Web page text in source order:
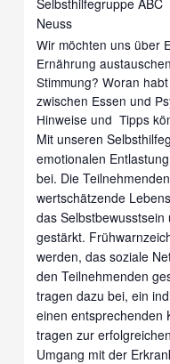
Wir möchten uns über
Ernährung
Stimmung? Woran
zwischen Essen und
Hinweise und Tipps
Mit unseren
emotionalen
bei. Die
wertschätzende
das
gestärkt.
werden, das soziale
den Teilnehmenden
tragen dazu bei, ein
einen entsprechenden
tragen zur
Umgang mit der